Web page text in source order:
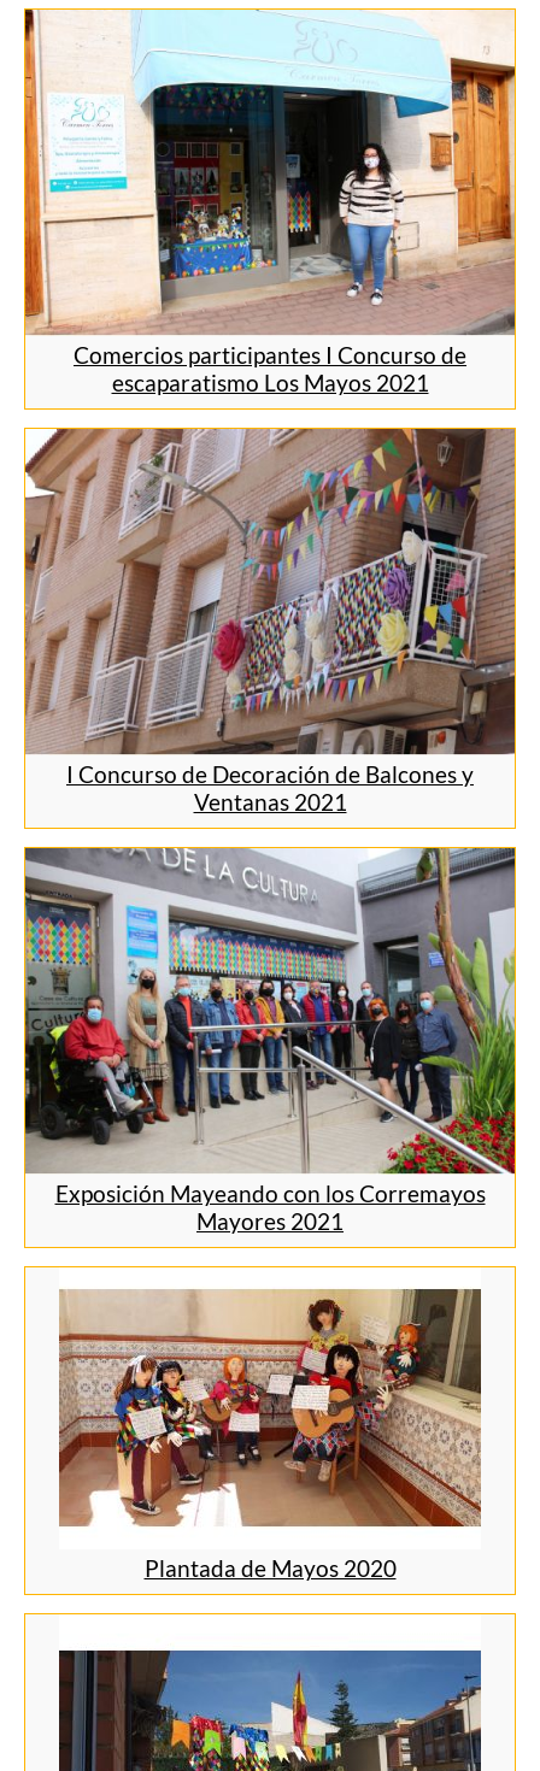
Comercios participantes I Concurso de
escaparatismo Los Mayos 2021
I Concurso de Decoración de Balcones y
Ventanas 2021
Exposición Mayeando con los Corremayos
Mayores 2021
Plantada de Mayos 2020